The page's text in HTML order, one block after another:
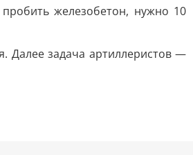
железобетон, нужно 10
Далее задача артиллеристов —